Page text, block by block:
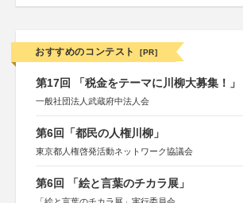
おすすめのコンテスト [PR]
第17回 「税金をテーマに川柳大募集！」
一般社団法人武蔵府中法人会
第6回「都民の人権川柳」
東京都人権啓発活動ネットワーク協議会
第6回 「絵と言葉のチカラ展」